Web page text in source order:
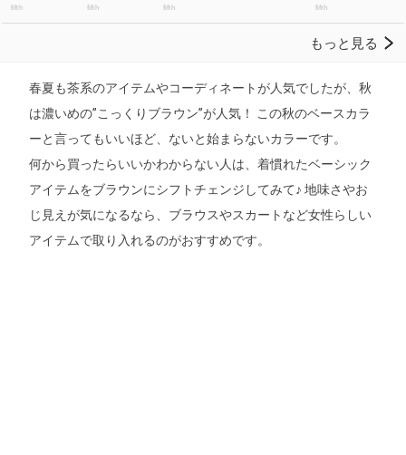
春夏も茶系のアイテムやコーディネートが人気でしたが、秋
は濃いめの”こっくりブラウン”が人気！ この秋のベースカラ
ーと言ってもいいほど、ないと始まらないカラーです。
何から買ったらいいかわからない人は、着慣れたベーシック
アイテムをブラウンにシフトチェンジしてみて♪ 地味さやお
じ見えが気になるなら、ブラウスやスカートなど女性らしい
アイテムで取り入れるのがおすすめです。